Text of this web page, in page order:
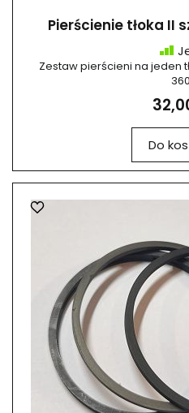
Pierścienie tłoka II
Zestaw pierścieni na jeden
Do